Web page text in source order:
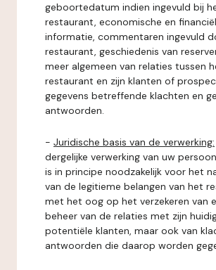
geboortedatum indien ingevuld bij
restaurant, economische en
informatie, commentaren ingevuld
restaurant, geschiedenis van
meer algemeen van relaties tussen
restaurant en zijn klanten of
gegevens betreffende klachten en
antwoorden.
- Juridische basis van de verwerking:
dergelijke verwerking van uw
is in principe noodzakelijk voor het
van de legitieme belangen van het
met het oog op het verzekeren van
beheer van de relaties met zijn
potentiële klanten, maar ook van
antwoorden die daarop worden